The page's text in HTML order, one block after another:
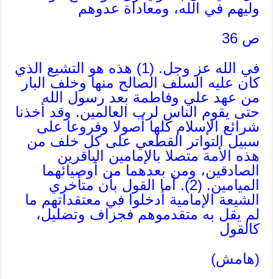
وليهم في الله، ومعاداة عدوهم
ص 36
في الله عز وجل. (1) هذه هو التشيع الذي
كان عليه السلف الصالح منها وخلف البار
من عهد علي وفاطمة بعد رسول الله
حتى يقوم الناس لرب العالمين. وقد أخذنا
شرائع الإسلام كلها أصولا وفروعا على
سبيل التواتر القطعي على كل خلف من
هذه الأمة متصلا بالإمامين الباقرين
الصادقين، ومن بعدهما من أوصيائهما
الميامين. (2). أما القول بأن متأخري
الشيعة الإمامية أدخلوا في معتقداتهم ما
لم يقل به متقدموهم فجزاف وتضليل،
كالقول
(هامش)